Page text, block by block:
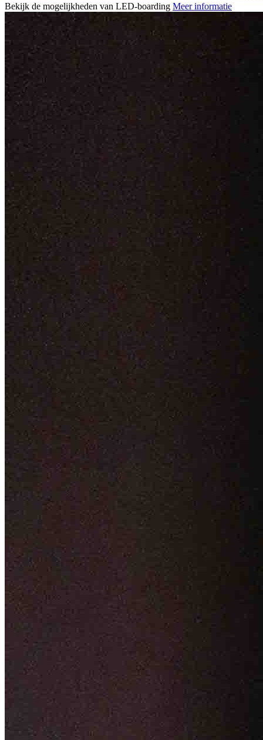
Bekijk de mogelijkheden van LED-boarding Meer informatie